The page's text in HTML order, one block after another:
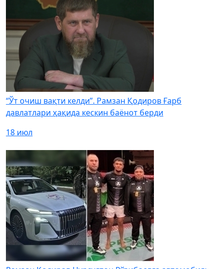
“Ўт очиш вақти келди”. Рамзан Қодиров Ғарб
давлатлари ҳақида кескин баёнот берди
18 июл